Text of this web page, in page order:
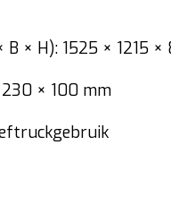
× H): 1525 × 1215
× 100 mm